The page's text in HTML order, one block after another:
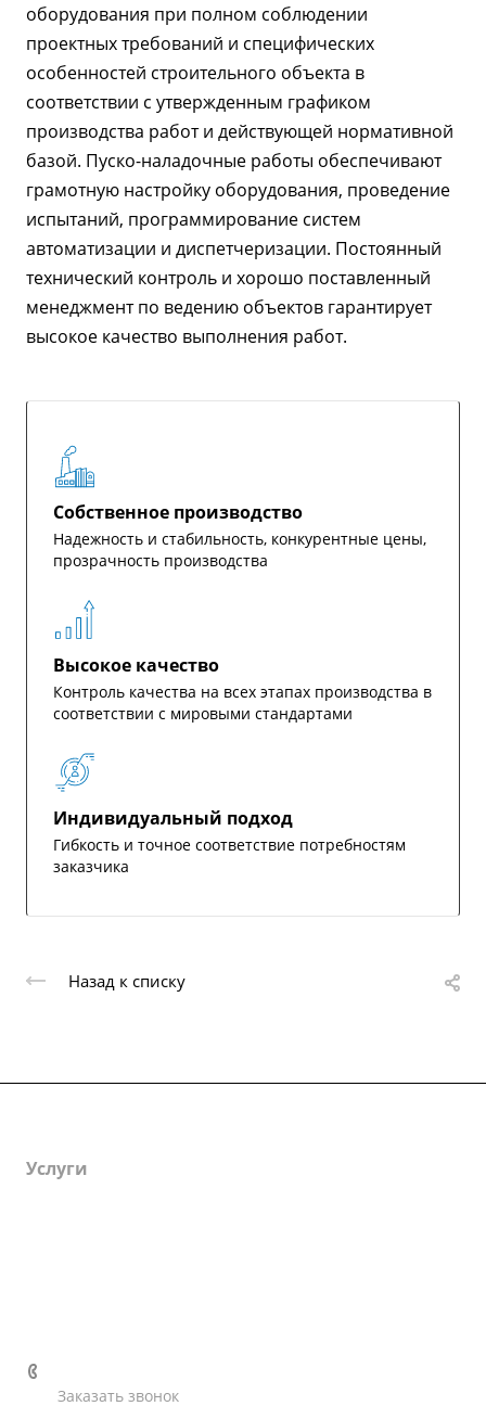
оборудования при полном соблюдении
проектных требований и специфических
особенностей строительного объекта в
соответствии с утвержденным графиком
производства работ и действующей нормативной
базой. Пуско-наладочные работы обеспечивают
грамотную настройку оборудования, проведение
испытаний, программирование систем
автоматизации и диспетчеризации. Постоянный
технический контроль и хорошо поставленный
менеджмент по ведению объектов гарантирует
высокое качество выполнения работ.
Собственное производство
Надежность и стабильность, конкурентные цены,
прозрачность производства
Высокое качество
Контроль качества на всех этапах производства в
соответствии с мировыми стандартами
Индивидуальный подход
Гибкость и точное соответствие потребностям
заказчика
Назад к списку
Услуги
Заказать звонок